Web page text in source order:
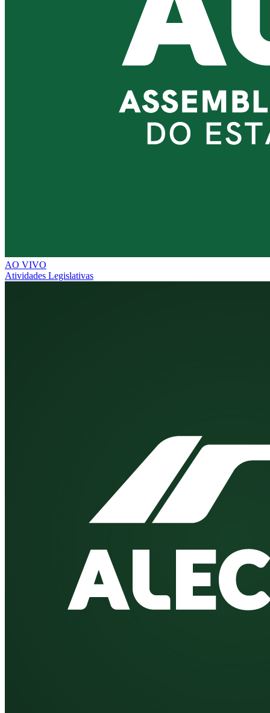
AO VIVO
Atividades Legislativas